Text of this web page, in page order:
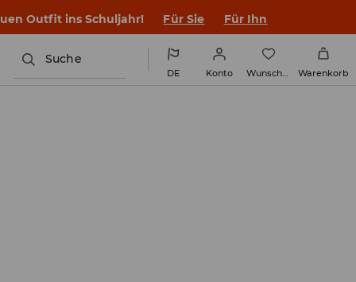
Outfit ins Schuljahr! Für Sie Für Ihn
Suche
DE Konto Wunschliste Warenkorb